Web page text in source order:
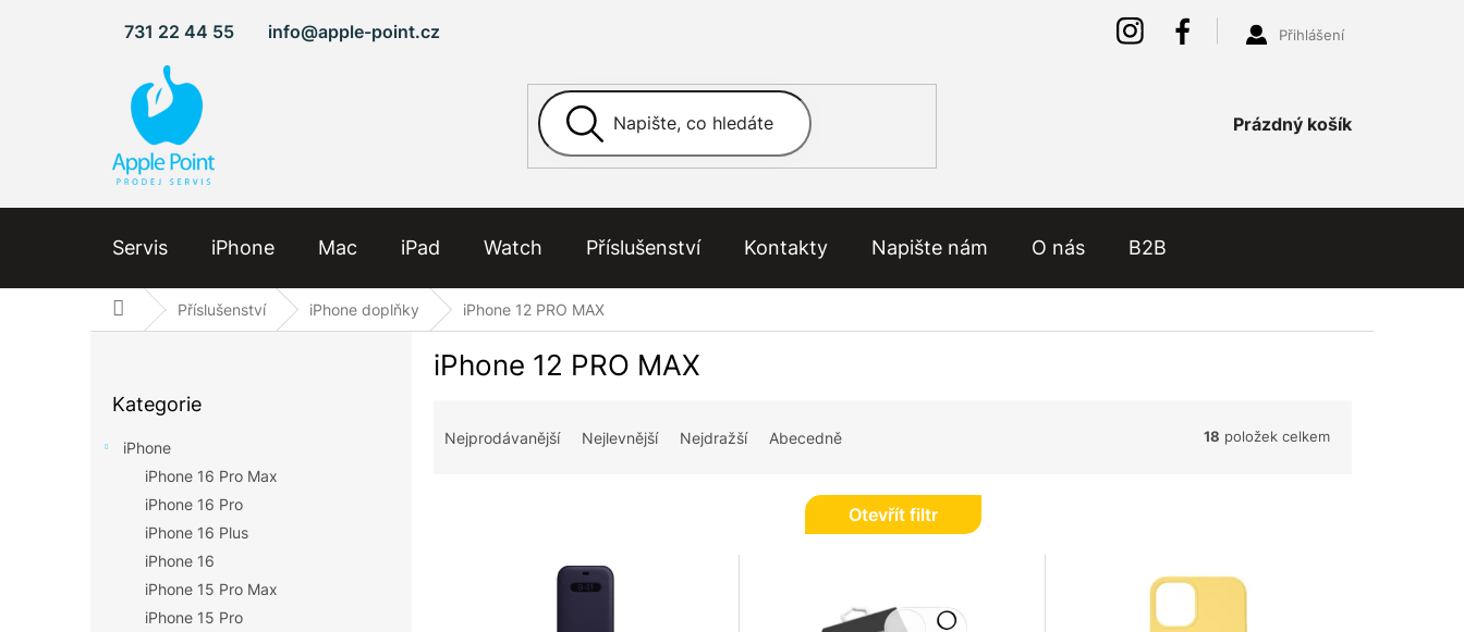
731 22 44 55 info@apple-point.cz Přihlášení
Nákupní
košík
Prázdný košík
Servis iPhone Mac iPad Watch Příslušenství Kontakty Napište nám O nás B2B
Domů Příslušenství iPhone doplňky iPhone 12 PRO MAX
kategorie
Kategorie
iPhone
iPhone 16 Pro Max
iPhone 16 Pro
iPhone 16 Plus
iPhone 16
iPhone 15 Pro Max
iPhone 15 Pro
iPhone 12 PRO MAX
Nejprodávanější Nejlevnější Nejdražší Abecedně 18 položek celkem
Otevřít filtr